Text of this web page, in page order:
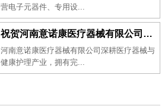
营电子元器件、专用设...
祝贺河南意诺康医疗器械有限公司2026年一次性成功通过GMP认证
河南意诺康医疗器械有限公司深耕医疗器械与
健康护理产业，拥有完...